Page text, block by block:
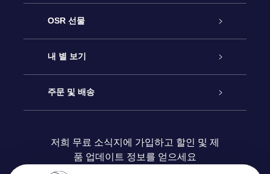
고객 서비스
연락처
블로그
OSR 선물
온라인 별 선물
OSR 선물 팩
OSR 상품권
내 별 보기
Star Register
맞춤 별 페이지
주문 및 배송
결제 정보
저희 무료 소식지에 가입하고 할인 및 제
품 업데이트 정보를 얻으세요